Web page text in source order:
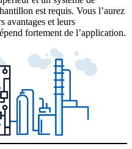
est requis. Vous l’aurez
avantages et leurs
fortement de l’application.